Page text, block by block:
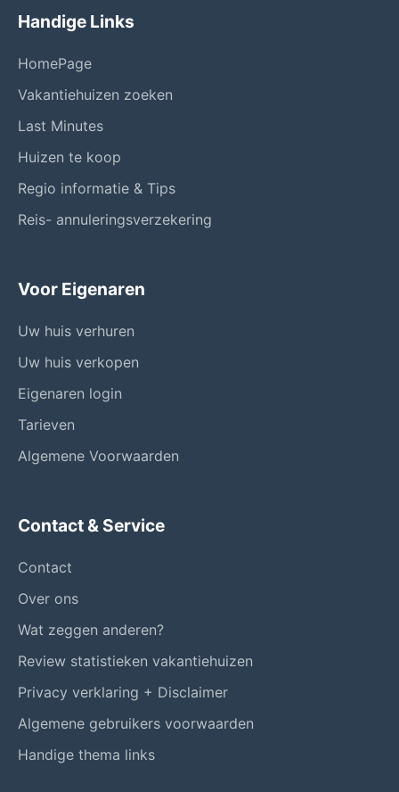
Handige Links
HomePage
Vakantiehuizen zoeken
Last Minutes
Huizen te koop
Regio informatie & Tips
Reis- annuleringsverzekering
Voor Eigenaren
Uw huis verhuren
Uw huis verkopen
Eigenaren login
Tarieven
Algemene Voorwaarden
Contact & Service
Contact
Over ons
Wat zeggen anderen?
Review statistieken vakantiehuizen
Privacy verklaring + Disclaimer
Algemene gebruikers voorwaarden
Handige thema links